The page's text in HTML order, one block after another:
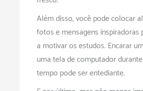
Além disso, você pode colocar
fotos e mensagens inspiradoras
a motivar os estudos. Encarar
uma tela de computador
tempo pode ser entediante.